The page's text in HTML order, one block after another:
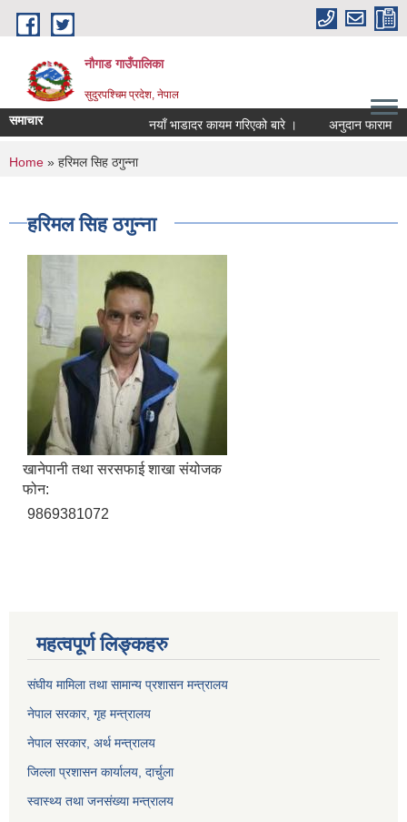
Skip to main content
नौगाड गाउँपालिका
सुदुरपश्चिम प्रदेश, नेपाल
समाचार नयाँ भाडादर कायम गरिएको बारे । अनुदान फाराम
You are here
Home » हरिमल सिह ठगुन्ना
हरिमल सिह ठगुन्ना
खानेपानी तथा सरसफाई शाखा संयोजक
फोन:
9869381072
महत्वपूर्ण लिङ्कहरु
संघीय मामिला तथा सामान्य प्रशासन मन्त्रालय
नेपाल सरकार, गृह मन्त्रालय
नेपाल सरकार, अर्थ मन्त्रालय
जिल्ला प्रशासन कार्यालय, दार्चुला
स्वास्थ्य तथा जनसंख्या मन्त्रालय